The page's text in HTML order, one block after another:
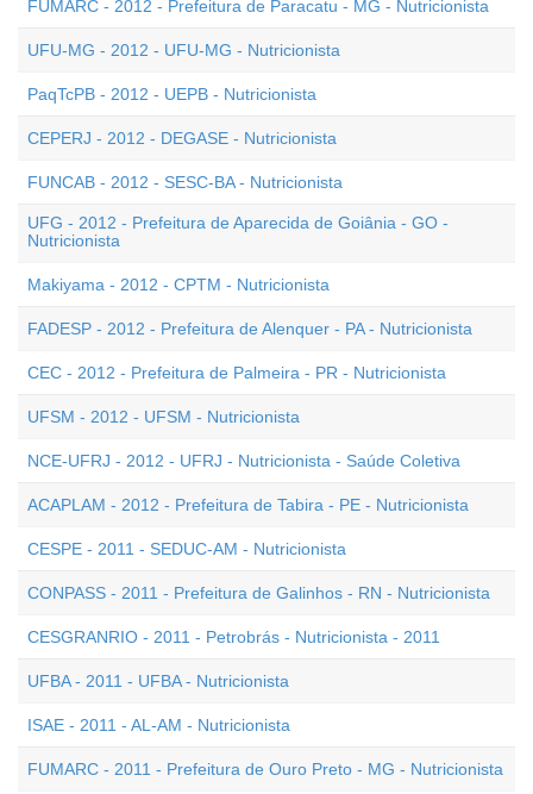
FUMARC - 2012 - Prefeitura de Paracatu - MG - Nutricionista
UFU-MG - 2012 - UFU-MG - Nutricionista
PaqTcPB - 2012 - UEPB - Nutricionista
CEPERJ - 2012 - DEGASE - Nutricionista
FUNCAB - 2012 - SESC-BA - Nutricionista
UFG - 2012 - Prefeitura de Aparecida de Goiânia - GO -
Nutricionista
Makiyama - 2012 - CPTM - Nutricionista
FADESP - 2012 - Prefeitura de Alenquer - PA - Nutricionista
CEC - 2012 - Prefeitura de Palmeira - PR - Nutricionista
UFSM - 2012 - UFSM - Nutricionista
NCE-UFRJ - 2012 - UFRJ - Nutricionista - Saúde Coletiva
ACAPLAM - 2012 - Prefeitura de Tabira - PE - Nutricionista
CESPE - 2011 - SEDUC-AM - Nutricionista
CONPASS - 2011 - Prefeitura de Galinhos - RN - Nutricionista
CESGRANRIO - 2011 - Petrobrás - Nutricionista - 2011
UFBA - 2011 - UFBA - Nutricionista
ISAE - 2011 - AL-AM - Nutricionista
FUMARC - 2011 - Prefeitura de Ouro Preto - MG - Nutricionista